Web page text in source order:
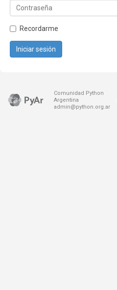
Recordarme
Iniciar sesión
Comunidad Python
Argentina
admin@python.org.ar